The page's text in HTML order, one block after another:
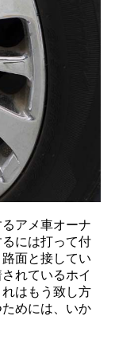
アメ車オーナ
には打って付
面と接してい
れているホイ
はもう致し方
めには、いか